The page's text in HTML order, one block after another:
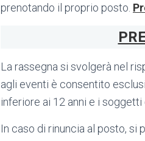
prenotando il proprio posto.
La rassegna si svolgerà nel
agli eventi è consentito
inferiore ai 12 anni e i
In caso di rinuncia al posto,